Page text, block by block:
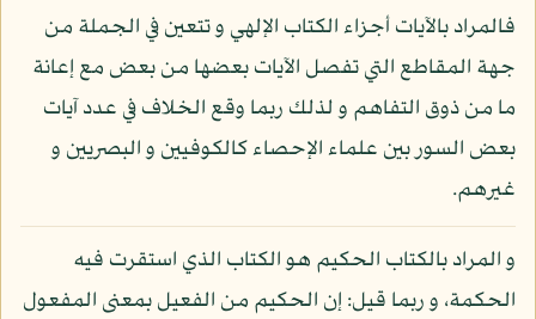
فالمراد بالآيات أجزاء الكتاب الإلهي و تتعين في الجملة من
جهة المقاطع التي تفصل الآيات بعضها من بعض مع إعانة
ما من ذوق التفاهم و لذلك ربما وقع الخلاف في عدد آيات
بعض السور بين علماء الإحصاء كالكوفيين و البصريين و
غيرهم.
و المراد بالكتاب الحكيم هو الكتاب الذي استقرت فيه
الحكمة، و ربما قيل: إن الحكيم من الفعيل بمعنى المفعول